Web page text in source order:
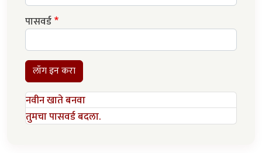
पासवर्ड
लॉग इन करा
नवीन खाते बनवा
तुमचा पासवर्ड बदला.